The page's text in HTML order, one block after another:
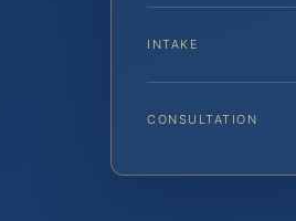
INTAKE
CONSULTATION